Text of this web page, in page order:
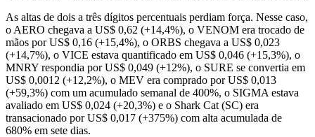
As altas de dois a três dígitos percentuais perdiam força. Nesse caso,
o AERO chegava a US$ 0,62 (+14,4%), o VENOM era trocado de
mãos por US$ 0,16 (+15,4%), o ORBS chegava a US$ 0,023
(+14,7%), o VICE estava quantificado em US$ 0,046 (+15,3%), o
MNRY respondia por US$ 0,049 (+12%), o SURE se convertia em
US$ 0,0012 (+12,2%), o MEV era comprado por US$ 0,013
(+59,3%) com um acumulado semanal de 400%, o SIGMA estava
avaliado em US$ 0,024 (+20,3%) e o Shark Cat (SC) era
transacionado por US$ 0,017 (+375%) com alta acumulada de
680% em sete dias.